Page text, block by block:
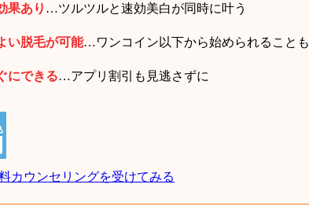
果あり …ツルツルと速効美白が同時に叶う
い脱毛が可能…ワンコイン以下から始められることも
にできる…アプリ割引も見逃さずに
カウンセリングを受けてみる